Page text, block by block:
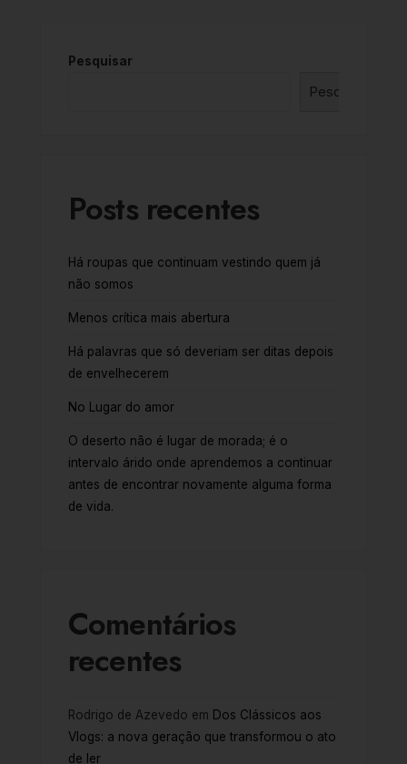
Pesquisar
Pesquisar
Posts recentes
Há roupas que continuam vestindo quem já
não somos
Menos crítica mais abertura
Há palavras que só deveriam ser ditas depois
de envelhecerem
No Lugar do amor
O deserto não é lugar de morada; é o
intervalo árido onde aprendemos a continuar
antes de encontrar novamente alguma forma
de vida.
Comentários
recentes
Rodrigo de Azevedo em Dos Clássicos aos
Vlogs: a nova geração que transformou o ato
de ler